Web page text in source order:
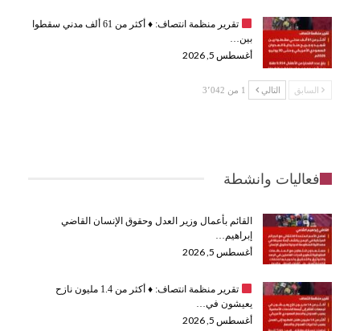
تقرير منظمة انتصاف: ♦️
أكثر من 61 ألف مدني سقطوا
بين…
أغسطس 5, 2026
السابق التالي 1 من 3٬042
فعاليات وانشطة
القائم بأعمال وزير العدل وحقوق الإنسان القاضي
إبراهيم…
أغسطس 5, 2026
تقرير منظمة انتصاف: ♦️
أكثر من 1.4 مليون نازح
يعيشون في…
أغسطس 5, 2026